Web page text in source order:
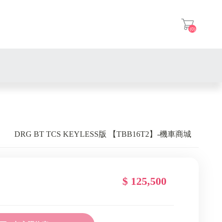
(0)
DRG BT TCS KEYLESS版 【TBB16T2】-機車商城
$ 125,500